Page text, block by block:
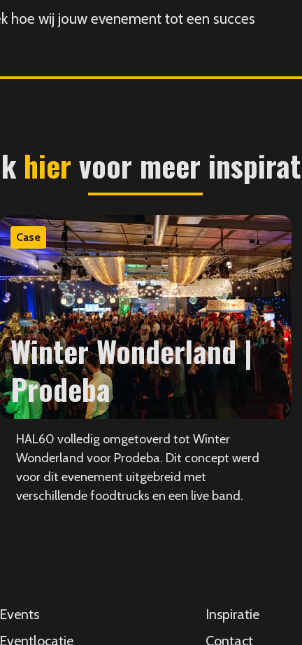
hoe wij jouw evenement tot een succes
hiervoor meer
Case
Winter Wonderland |
Prodeba
HAL60 volledig omgetoverd tot Winter
Wonderland voor Prodeba. Dit concept werd
voor dit evenement uitgebreid met
verschillende foodtrucks en een live band.
Events
Eventlocatie
Inspiratie
Contact